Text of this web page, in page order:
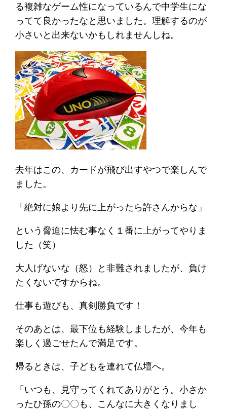
る複雑なゲーム性になっているんで中学生にな
ってて良かったなと思いました。理解するのが
小さいと出来ないかもしれませんしね。
去年はこの、カードが飛び出すやつで楽しんで
ました。
「絶対に娘より先に上がったら許さんからな」
という脅迫に怯む事なく１番に上がってやりま
した（笑）
大人げないな（怒）と非難されましたが、負け
たくないですからね。
仕事も遊びも、真剣勝負です！
そのあとは、最下位も経験しましたが、今年も
楽しく過ごせたんで満足です。
帰るときは、子どもを連れて仏壇へ。
「いつも、見守ってくれてありがとう。小さか
ったひ孫の〇〇も、こんなに大きくなりまし